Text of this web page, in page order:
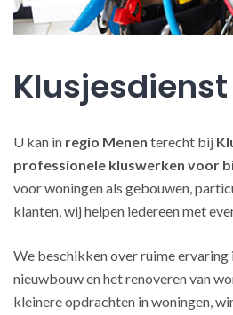
U kan in regio Menen terecht bij
professionele kluswerken voor
voor woningen als gebouwen,
klanten, wij helpen iedereen met
We beschikken over ruime ervaring
nieuwbouw en het renoveren van
kleinere opdrachten in woningen,